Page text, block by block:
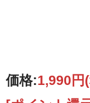
価格:1,990円